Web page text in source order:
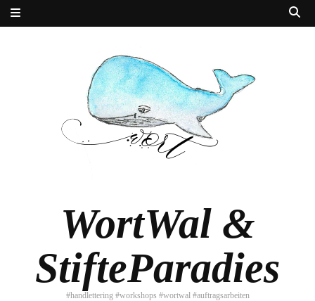
WortWal &
StifteParadies
#handlettering #workshops #wortwal #auftragsarbeiten